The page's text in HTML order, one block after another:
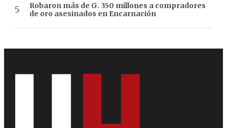
Robaron más de G. 350 millones a compradores
de oro asesinados en Encarnación